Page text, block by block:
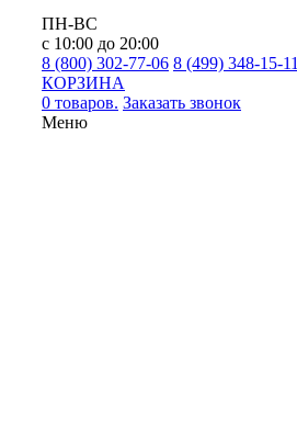
ПН-ВС
с 10:00 до 20:00
8 (800) 302-77-06 8 (499) 348-15-11
КОРЗИНА
0 товаров. Заказать звонок
Меню